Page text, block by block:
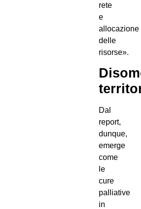
rete
e
allocazione
delle
risorse».
Dal
report,
dunque,
emerge
come
le
cure
palliative
in